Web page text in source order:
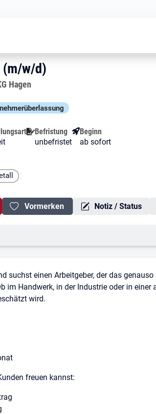
(m/w/
(m/w/d)
w/d)
w/d)
Hagen
Befristung
unbefristet
Beginn
ab sofort
Vormerken Notiz / Status
suchst einen Arbeitgeber, der das
im Handwerk, in der Industrie oder in
wird.
freuen kannst: